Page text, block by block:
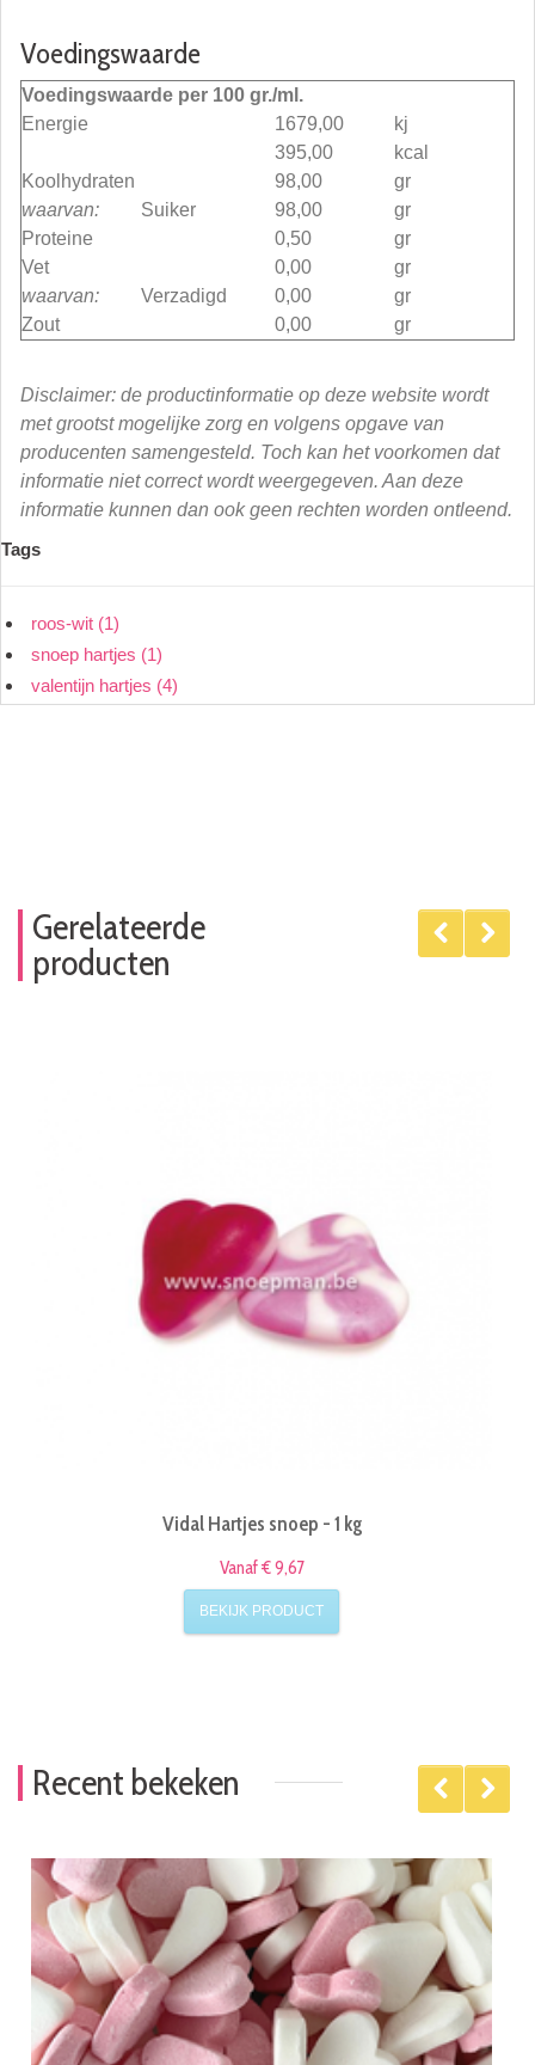
Voedingswaarde
Voedingswaarde per 100 gr./ml.
Energie
1679,00
kj
395,00
kcal
Koolhydraten
98,00
gr
waarvan:
Suiker 98,00
gr
Proteine
0,50
gr
Vet
0,00
gr
waarvan:
Verzadigd 0,00
gr
Zout
0,00 gr
Disclaimer: de productinformatie op deze website wordt
met grootst mogelijke zorg en volgens opgave van
producenten samengesteld. Toch kan het voorkomen dat
informatie niet correct wordt weergegeven. Aan deze
informatie kunnen dan ook geen rechten worden ontleend.
Tags
roos-wit (1)
snoep hartjes (1)
valentijn hartjes (4)
Gerelateerde
producten
Vidal Hartjes snoep - 1 kg
Vanaf € 9,67
BEKIJK PRODUCT
Recent bekeken